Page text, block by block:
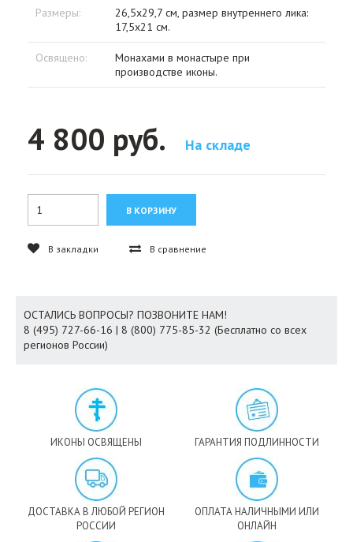
Размеры:
26,5х29,7 см, размер внутреннего лика:
17,5х21 см.
Освящено:
Монахами в монастыре при
производстве иконы.
4 800 руб. На складе
В закладки В сравнение
ОСТАЛИСЬ ВОПРОСЫ? ПОЗВОНИТЕ НАМ!
8 (495) 727-66-16 | 8 (800) 775-85-32 (Бесплатно со всех
регионов России)
ИКОНЫ ОСВЯЩЕНЫ ГАРАНТИЯ ПОДЛИННОСТИ
ДОСТАВКА В ЛЮБОЙ РЕГИОН
РОССИИ
ОПЛАТА НАЛИЧНЫМИ ИЛИ
ОНЛАЙН